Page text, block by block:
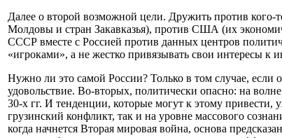
Далее о второй возможной цели. Дружить против кого-
Молдовы и стран Закавказья), против США (их
СССР вместе с Россией против данных центров
«игроками», а не жестко привязывать свои интересы к
Нужно ли это самой России? Только в том случае, если
удовольствие. Во-вторых, политически опасно: на
30-х гг. И тенденции, которые могут к этому привести,
грузинский конфликт, так и на уровне массового
когда начнется Вторая мировая война, основа